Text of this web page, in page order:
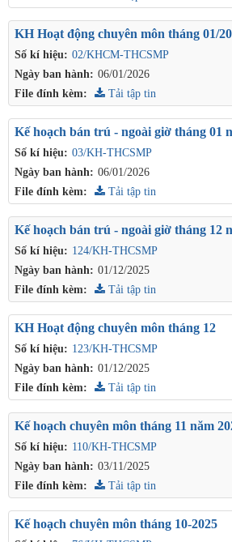
Số kí hiệu: 02/KHCM-THCSMP
Ngày ban hành: 06/01/2026
KH Hoạt động chuyên môn tháng 01/
File đính kèm: Tải tập tin
Số kí hiệu: 03/KH-THCSMP
Ngày ban hành: 06/01/2026
Kế hoạch bán trú - ngoài giờ tháng 01
File đính kèm: Tải tập tin
Số kí hiệu: 124/KH-THCSMP
Ngày ban hành: 01/12/2025
Kế hoạch bán trú - ngoài giờ tháng 12
File đính kèm: Tải tập tin
Số kí hiệu: 123/KH-THCSMP
Ngày ban hành: 01/12/2025
KH Hoạt động chuyên môn tháng 12
File đính kèm: Tải tập tin
Số kí hiệu: 110/KH-THCSMP
Ngày ban hành: 03/11/2025
Kế hoạch chuyên môn tháng 11 năm
File đính kèm: Tải tập tin
Kế hoạch chuyên môn tháng 10-2025